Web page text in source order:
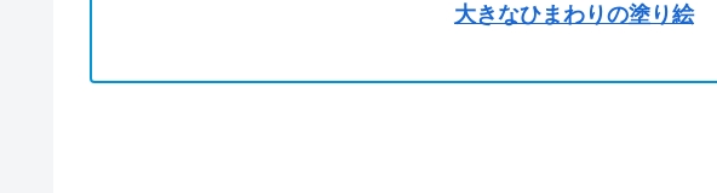
大きなひまわりの塗り絵